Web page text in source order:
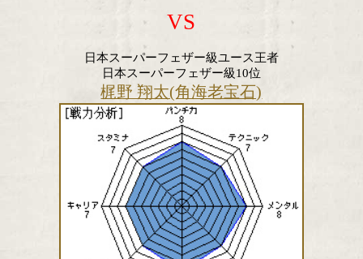
VS
日本スーパーフェザー級ユース王者